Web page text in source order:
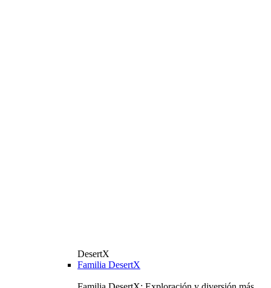
DesertX
Familia DesertX